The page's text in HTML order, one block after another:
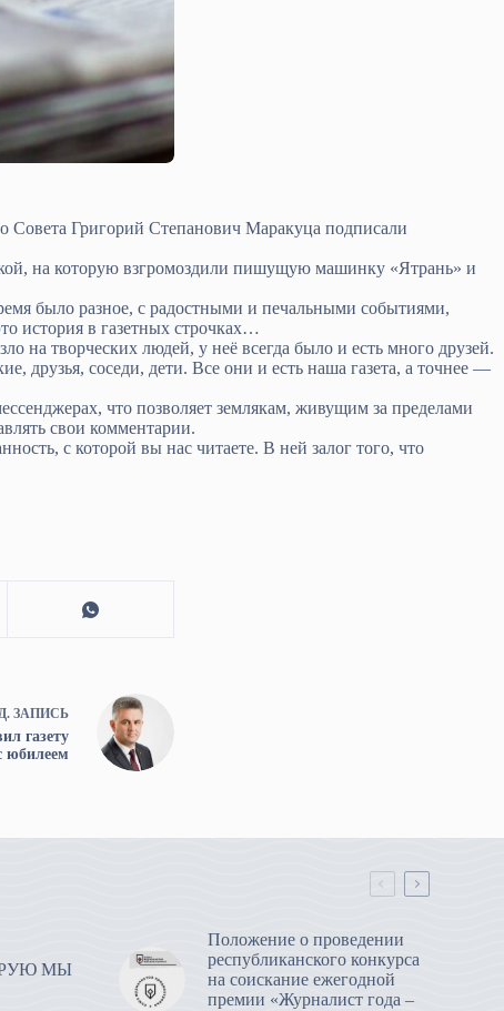
Совета Григорий Степанович Маракуца подписали
на которую взгромоздили пишущую машинку «Ятрань» и
было разное, с радостными и печальными событиями,
история в газетных строчках…
на творческих людей, у неё всегда было и есть много друзей.
друзья, соседи, дети. Все они и есть наша газета, а точнее —
что позволяет землякам, живущим за пределами
свои комментарии.
с которой вы нас читаете. В ней залог того, что
ЗАПИСЬ
газету
юбилеем
МЫ
Положение о проведении
республиканского конкурса
на соискание ежегодной
премии «Журналист года –